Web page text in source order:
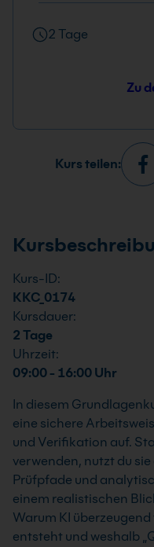
2 Tage
Zu
Kurs teilen:
Kurs-ID:
KKC_0174
Kursdauer:
2 Tage
Uhrzeit:
09:00 - 16:00 Uhr
In diesem
eine sichere
und Verifikation auf.
verwenden, nutzt du
Prüfpfade und
einem realistischen
Warum KI
entsteht und weshalb